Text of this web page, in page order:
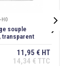
H0
souple
transparent
11,95 € HT
14,34 € TTC
